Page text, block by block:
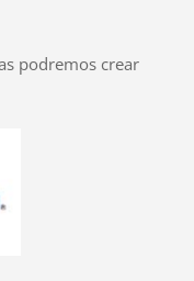
podremos crear